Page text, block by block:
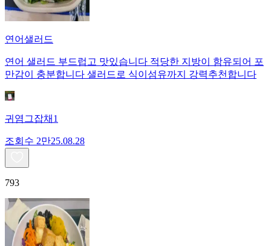
연어샐러드
연어 샐러드 부드럽고 맛있습니다 적당한 지방이 함유되어 포
만감이 충분합니다 샐러드로 식이섬유까지 강력추천합니다
귀염그잡채1
조회수 2만25.08.28
793